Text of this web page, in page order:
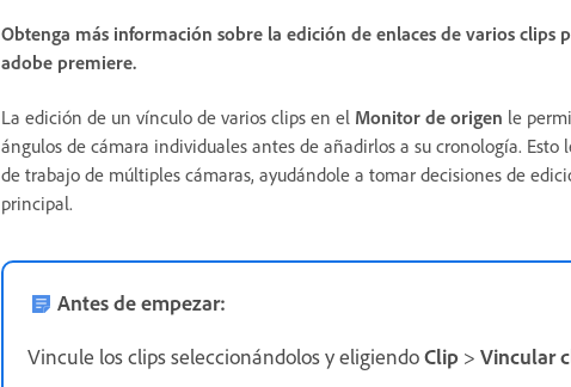
Obtenga más información sobre la edición de enlaces de varios
adobe premiere.
La edición de un vínculo de varios clips en el Monitor de origen le
ángulos de cámara individuales antes de añadirlos a su cronología.
de trabajo de múltiples cámaras, ayudándole a tomar decisiones de
principal.
Antes de empezar:
Vincule los clips seleccionándolos y eligiendoClip > Vincular